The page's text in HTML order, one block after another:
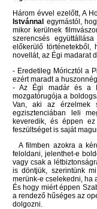
Három évvel ezelőtt, A
Istvánnal egymástól,
mikor kerülnek
szerencsés
előkerülő történetekből,
novellát, az Égi madarat
- Eredetileg Móricztól a
ezért maradt a
- Az Égi madár és a
mozgatórugója a
Van, aki az érzelmek
egzisztenciában leli
keveredik, és éppen
feszültséget is saját
A filmben azokra a
feloldani, jelenthet-e
vagy csak a
is döntjük, szerintünk
merünk-e cselekedni, ha
És hogy miért éppen
a rendező hűséges az
dolgozni.